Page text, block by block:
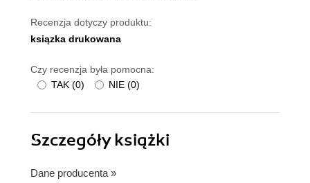
Recenzja dotyczy produktu:
ksiązka drukowana
Czy recenzja była pomocna:
TAK (0) NIE (0)
Szczegółyksiążki
Dane producenta »